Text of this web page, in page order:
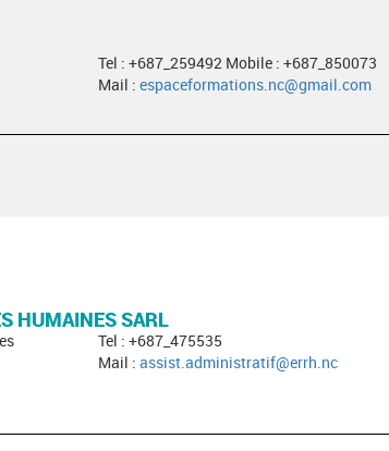
Tel : +687_259492 Mobile : +687_850073
Mail : espaceformations.nc@gmail.com
HUMAINES SARL
Tel : +687_475535
Mail : assist.administratif@errh.nc